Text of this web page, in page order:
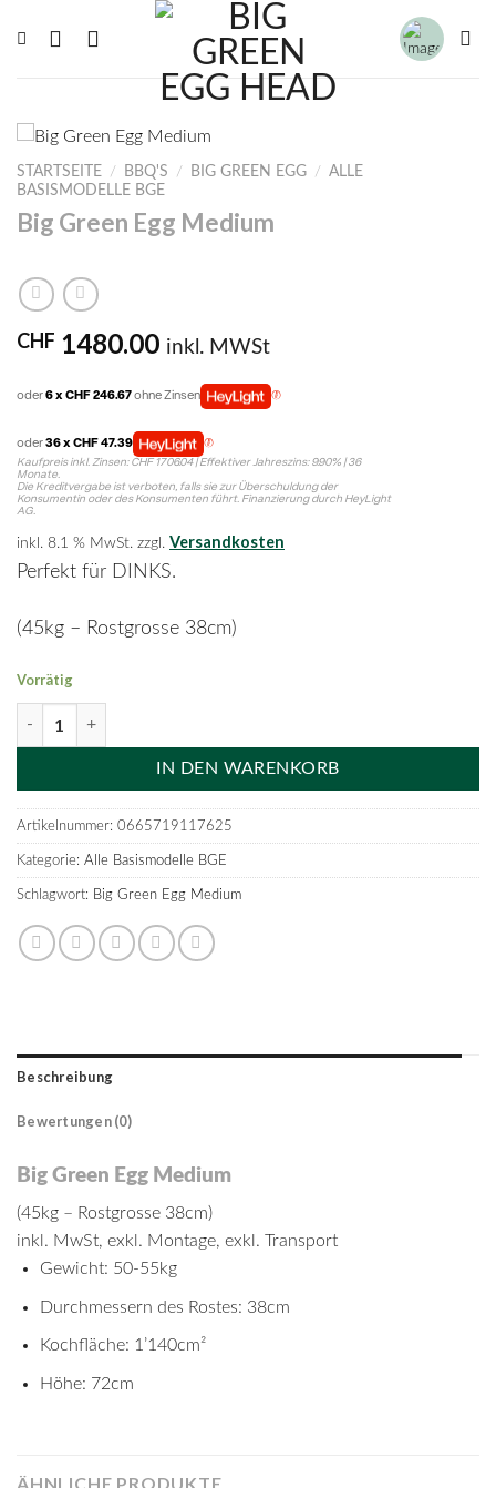
Inhalt
STARTSEITE / BBQ'S / BIG GREEN EGG / ALLE
BASISMODELLE BGE
Big Green Egg Medium
CHF 1480.00 inkl. MWSt
oder6 x CHF 246.67ohne Zinsen
oder36 x CHF 47.39
Kaufpreis inkl. Zinsen: CHF 1706.04 | Effektiver Jahreszins: 9.90% | 36
Monate.
Die Kreditvergabe ist verboten, falls sie zur Überschuldung der
Konsumentin oder des Konsumenten führt. Finanzierung durch HeyLight
AG.
inkl. 8.1 % MwSt. zzgl. Versandkosten
Perfekt für DINKS.
(45kg – Rostgrosse 38cm)
Vorrätig
IN DEN WARENKORB
Artikelnummer: 0665719117625
Kategorie: Alle Basismodelle BGE
Schlagwort: Big Green Egg Medium
Beschreibung
Bewertungen (0)
Big Green Egg Medium
(45kg – Rostgrosse 38cm)
inkl. MwSt, exkl. Montage, exkl. Transport
Gewicht: 50-55kg
Durchmessern des Rostes: 38cm
Kochfläche: 1’140cm²
Höhe: 72cm
ÄHNLICHE PRODUKTE